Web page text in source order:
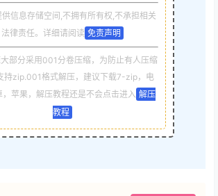
供信息存储空间,不拥有所有权,不承担相关
法律责任。详细请阅读 免责声明
部分采用001分卷压缩，为防止有人压缩
持zip.001格式解压，建议下载7-zip，电
，苹果，解压教程还是不会点击进入 解压
教程